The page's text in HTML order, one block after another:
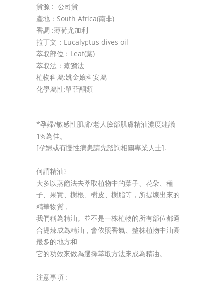
貨源 : 公司貨
產地：South Africa(南非)
香調 :薄荷尤加利
拉丁文：Eucalyptus dives oil
萃取部位：Leaf(葉)
萃取法：蒸餾法
植物科屬:姚金娘科安屬
化學屬性:單萜酮類
*孕婦/敏感性肌膚/老人臉部肌膚精油濃度建議
1%為佳。
[孕婦或有慢性病患請先諮詢相關專業人士].
何謂精油?
大多以蒸餾法去萃取植物中的葉子、花朵、種
子、果實、樹根、樹皮、樹脂等，所提煉出來的
精華物質，
我們稱為精油。並不是一株植物的所有部位都適
合提煉成為精油，會依照香氣、整株植物中油囊
最多的地方和
它的功效來做為選擇萃取方法來成為精油。
注意事項 :